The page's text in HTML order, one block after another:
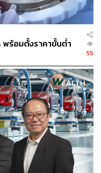
พร้อมตั้งราคาขั้นต่ำ
55